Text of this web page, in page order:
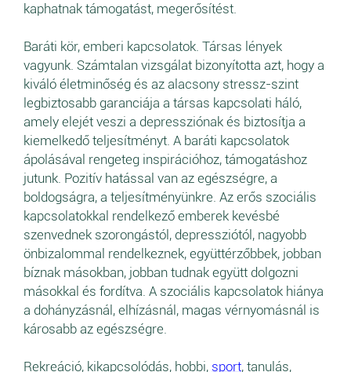
kaphatnak támogatást, megerősítést.
Baráti kör, emberi kapcsolatok. Társas lények
vagyunk. Számtalan vizsgálat bizonyította azt, hogy a
kiváló életminőség és az alacsony stressz-szint
legbiztosabb garanciája a társas kapcsolati háló,
amely elejét veszi a depressziónak és biztosítja a
kiemelkedő teljesítményt. A baráti kapcsolatok
ápolásával rengeteg inspirációhoz, támogatáshoz
jutunk. Pozitív hatással van az egészségre, a
boldogságra, a teljesítményünkre. Az erős szociális
kapcsolatokkal rendelkező emberek kevésbé
szenvednek szorongástól, depressziótól, nagyobb
önbizalommal rendelkeznek, együttérzőbbek, jobban
bíznak másokban, jobban tudnak együtt dolgozni
másokkal és fordítva. A szociális kapcsolatok hiánya
a dohányzásnál, elhízásnál, magas vérnyomásnál is
károsabb az egészségre.
Rekreáció, kikapcsolódás, hobbi, sport, tanulás,